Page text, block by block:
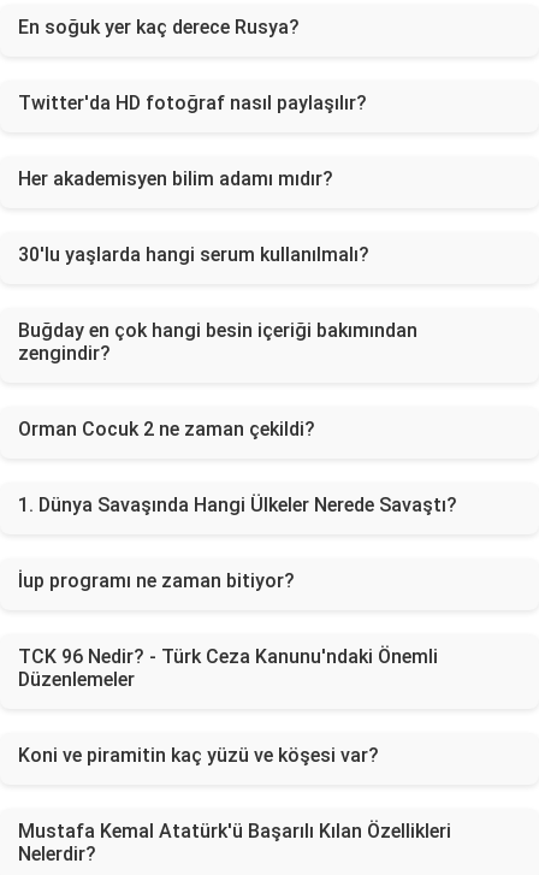
En soğuk yer kaç derece Rusya?
Twitter'da HD fotoğraf nasıl paylaşılır?
Her akademisyen bilim adamı mıdır?
30'lu yaşlarda hangi serum kullanılmalı?
Buğday en çok hangi besin içeriği bakımından
zengindir?
Orman Cocuk 2 ne zaman çekildi?
1. Dünya Savaşında Hangi Ülkeler Nerede Savaştı?
İup programı ne zaman bitiyor?
TCK 96 Nedir? - Türk Ceza Kanunu'ndaki Önemli
Düzenlemeler
Koni ve piramitin kaç yüzü ve köşesi var?
Mustafa Kemal Atatürk'ü Başarılı Kılan Özellikleri
Nelerdir?